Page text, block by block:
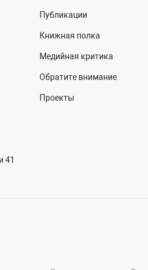
Публикации
Книжная полка
Медийная критика
Обратите внимание
Проекты
41